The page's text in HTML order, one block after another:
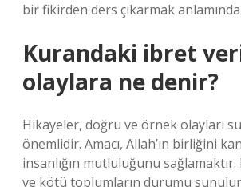
bir fikirden ders çıkarmak anlamında
Kurandaki ibret
olaylara ne denir?
Hikayeler, doğru ve örnek olayları
önemlidir. Amacı, Allah’ın birliğini
insanlığın mutluluğunu
ve kötü toplumların durumu